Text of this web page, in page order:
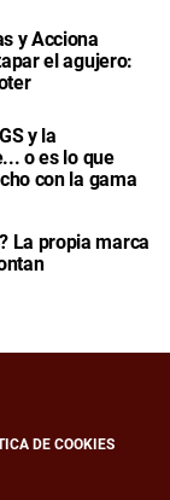
y Acciona
el agujero:
y la
o es lo que
con la gama
La propia marca
DE COOKIES